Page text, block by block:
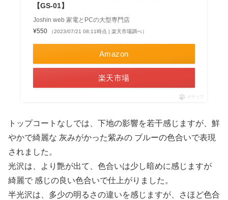
【GS-01】
Joshin web 家電とPCの大型専門店
¥550
（2023/07/21 08:11時点 | 楽天市場調べ）
Amazon
楽天市場
ポチップ
トップコートなしでは、下地の影響を若干感じますが、鮮
やかで綺麗な 灰みがかった紫みの ブルーの色合いで表現
されました。
光沢は、より艶が出て、色合いは少し暗めに感じますが
綺麗で 感じの良い色合いで仕上がりました。
半光沢は、多少の明るさの違いを感じますが、さほど色合